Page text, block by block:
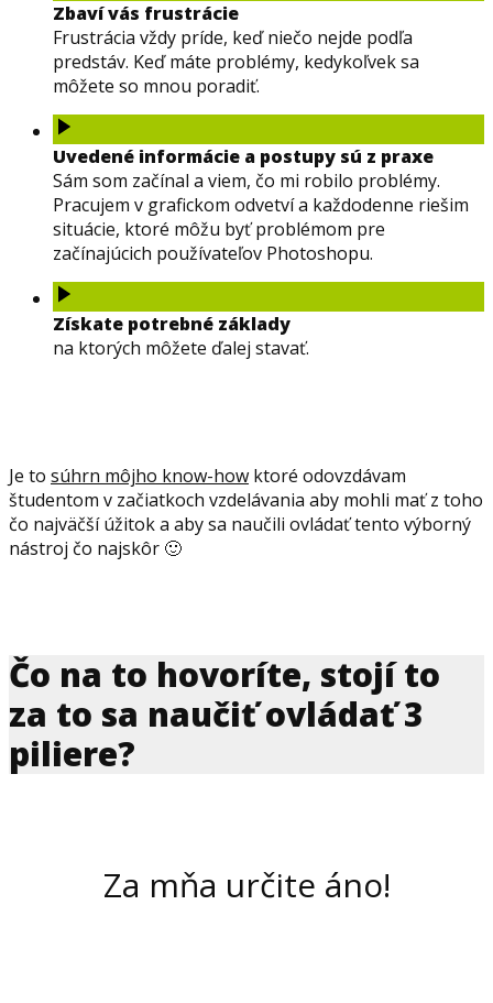
Zbaví vás frustrácie
Frustrácia vždy príde, keď niečo nejde podľa
predstáv. Keď máte problémy, kedykoľvek sa
môžete so mnou poradiť.
Uvedené informácie a postupy sú z praxe
Sám som začínal a viem, čo mi robilo problémy.
Pracujem v grafickom odvetví a každodenne riešim
situácie, ktoré môžu byť problémom pre
začínajúcich používateľov Photoshopu.
Získate potrebné základy
na ktorých môžete ďalej stavať.
Je to súhrn môjho know-how ktoré odovzdávam
študentom v začiatkoch vzdelávania aby mohli mať z toho
čo najväčší úžitok a aby sa naučili ovládať tento výborný
nástroj čo najskôr 🙂
Čo na to hovoríte, stojí to
za to sa naučiť ovládať 3
piliere?
Za mňa určite áno!